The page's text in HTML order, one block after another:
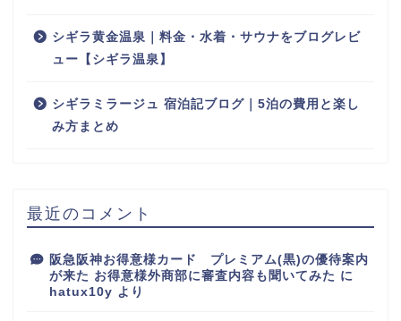
シギラ黄金温泉｜料金・水着・サウナをブログレビ
ュー【シギラ温泉】
シギラミラージュ 宿泊記ブログ｜5泊の費用と楽し
み方まとめ
最近のコメント
阪急阪神お得意様カード プレミアム(黒)の優待案内
が来た お得意様外商部に審査内容も聞いてみた に
hatux10y より